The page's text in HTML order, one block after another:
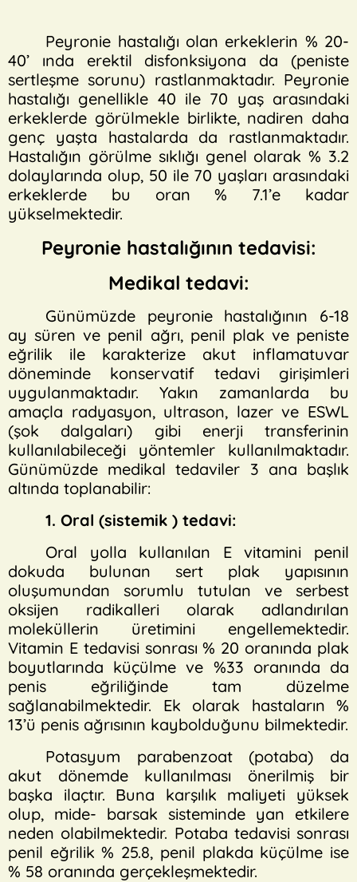
Peyronie hastalığı olan erkeklerin % 20-
40’ ında erektil disfonksiyona da (peniste
sertleşme sorunu) rastlanmaktadır. Peyronie
hastalığı genellikle 40 ile 70 yaş arasındaki
erkeklerde görülmekle birlikte, nadiren daha
genç yaşta hastalarda da rastlanmaktadır.
Hastalığın görülme sıklığı genel olarak % 3.2
dolaylarında olup, 50 ile 70 yaşları arasındaki
erkeklerde bu oran % 7.1’e kadar
yükselmektedir.
Peyronie hastalığının tedavisi:
Medikal tedavi:
Günümüzde peyronie hastalığının 6-18
ay süren ve penil ağrı, penil plak ve peniste
eğrilik ile karakterize akut inflamatuvar
döneminde konservatif tedavi girişimleri
uygulanmaktadır. Yakın zamanlarda bu
amaçla radyasyon, ultrason, lazer ve ESWL
(şok dalgaları) gibi enerji transferinin
kullanılabileceği yöntemler kullanılmaktadır.
Günümüzde medikal tedaviler 3 ana başlık
altında toplanabilir:
1. Oral (sistemik ) tedavi:
Oral yolla kullanılan E vitamini penil
dokuda bulunan sert plak yapısının
oluşumundan sorumlu tutulan ve serbest
oksijen radikalleri olarak adlandırılan
moleküllerin üretimini engellemektedir.
Vitamin E tedavisi sonrası % 20 oranında plak
boyutlarında küçülme ve %33 oranında da
penis eğriliğinde tam düzelme
sağlanabilmektedir. Ek olarak hastaların %
13’ü penis ağrısının kaybolduğunu bilmektedir.
Potasyum parabenzoat (potaba) da
akut dönemde kullanılması önerilmiş bir
başka ilaçtır. Buna karşılık maliyeti yüksek
olup, mide- barsak sisteminde yan etkilere
neden olabilmektedir. Potaba tedavisi sonrası
penil eğrilik % 25.8, penil plakda küçülme ise
% 58 oranında gerçekleşmektedir.